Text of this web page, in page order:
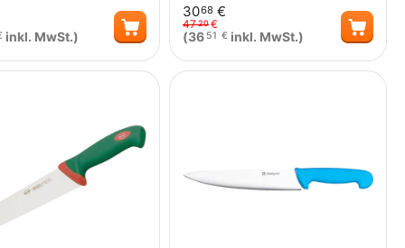
inkl. MwSt.)
3068 €
4720€
(36 51 € inkl. MwSt.)